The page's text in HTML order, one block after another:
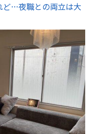
ど…夜職との両立は大